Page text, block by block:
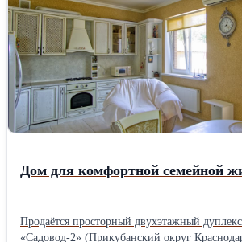
м • септик 15 м³ • электричество 15 кВт
двор в брусчатке • откатные ворота • два
отдыха • сад с розами Тихая тупиковая
магазины, рынок, аптеки, остановки,
площадки. Школа и школьный автобус
Площадь несколько минут на машине.
семьи, которая ищет готовый дом в
районе Краснодара.
Дом для комфортной семейной
Продаётся просторный двухэтажный
«Садовод-2» (Прикубанский округ